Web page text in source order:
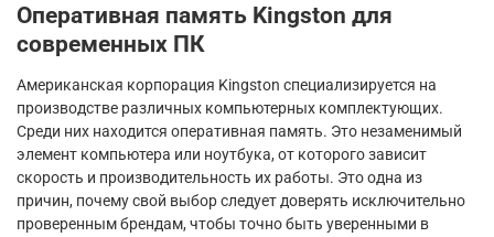
Оперативная память Kingston для
современных ПК
Американская корпорация Kingston специализируется на
производстве различных компьютерных комплектующих.
Среди них находится оперативная память. Это незаменимый
элемент компьютера или ноутбука, от которого зависит
скорость и производительность их работы. Это одна из
причин, почему свой выбор следует доверять исключительно
проверенным брендам, чтобы точно быть уверенными в